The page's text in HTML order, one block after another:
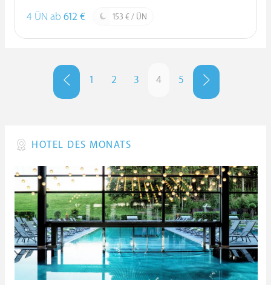
4 ÜN ab 612 € 153 € / ÜN
1 2 3 4 5
HOTEL DES MONATS